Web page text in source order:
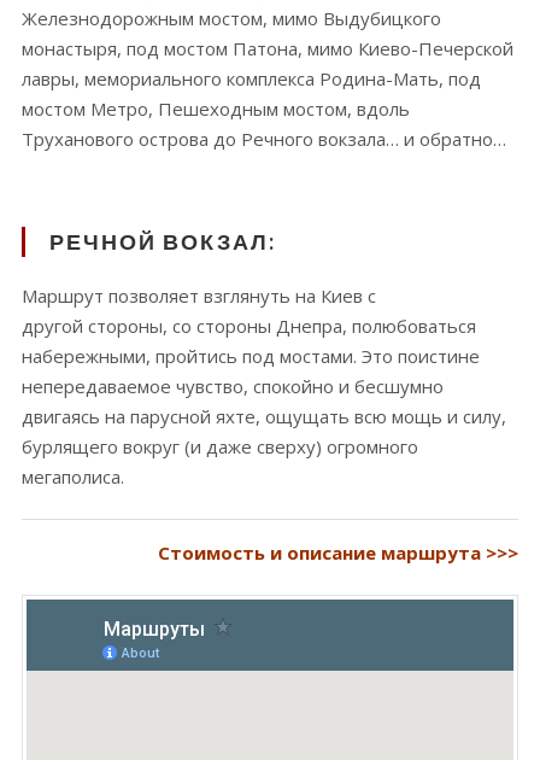
Железнодорожным мостом, мимо Выдубицкого
монастыря, под мостом Патона, мимо Киево-Печерской
лавры, мемориального комплекса Родина-Мать, под
мостом Метро, Пешеходным мостом, вдоль
Труханового острова до Речного вокзала… и обратно…
РЕЧНОЙ ВОКЗАЛ:
Маршрут позволяет взглянуть на Киев с
другой стороны, со стороны Днепра, полюбоваться
набережными, пройтись под мостами. Это поистине
непередаваемое чувство, спокойно и бесшумно
двигаясь на парусной яхте, ощущать всю мощь и силу,
бурлящего вокруг (и даже сверху) огромного
мегаполиса.
Стоимость и описание маршрута >>>